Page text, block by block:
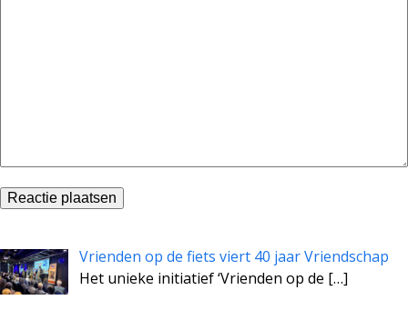
Vrienden op de fiets viert 40 jaar Vriendschap
Het unieke initiatief ‘Vrienden op de […]